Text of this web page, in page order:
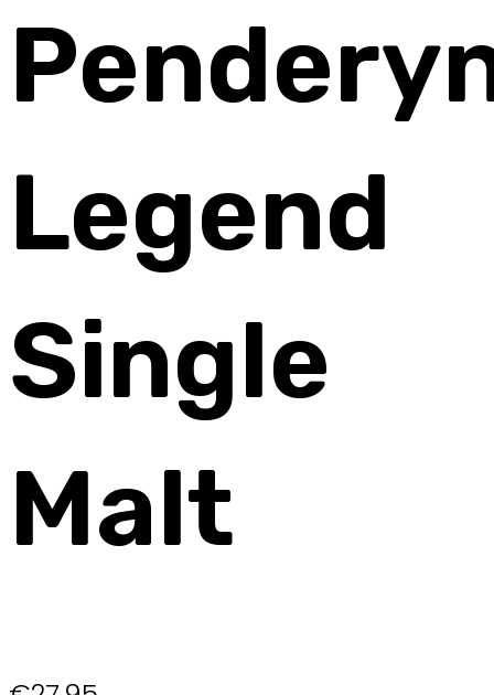
Legend
Single
Malt